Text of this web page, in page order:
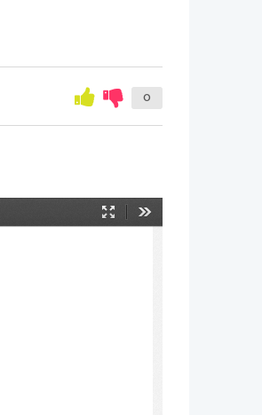
0
Način